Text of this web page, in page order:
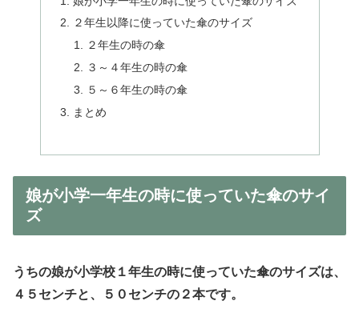
２年生以降に使っていた傘のサイズ
２年生の時の傘
３～４年生の時の傘
５～６年生の時の傘
まとめ
娘が小学一年生の時に使っていた傘のサイ
ズ
うちの娘が小学校１年生の時に使っていた傘のサイズは、
４５センチと、５０センチの２本です。